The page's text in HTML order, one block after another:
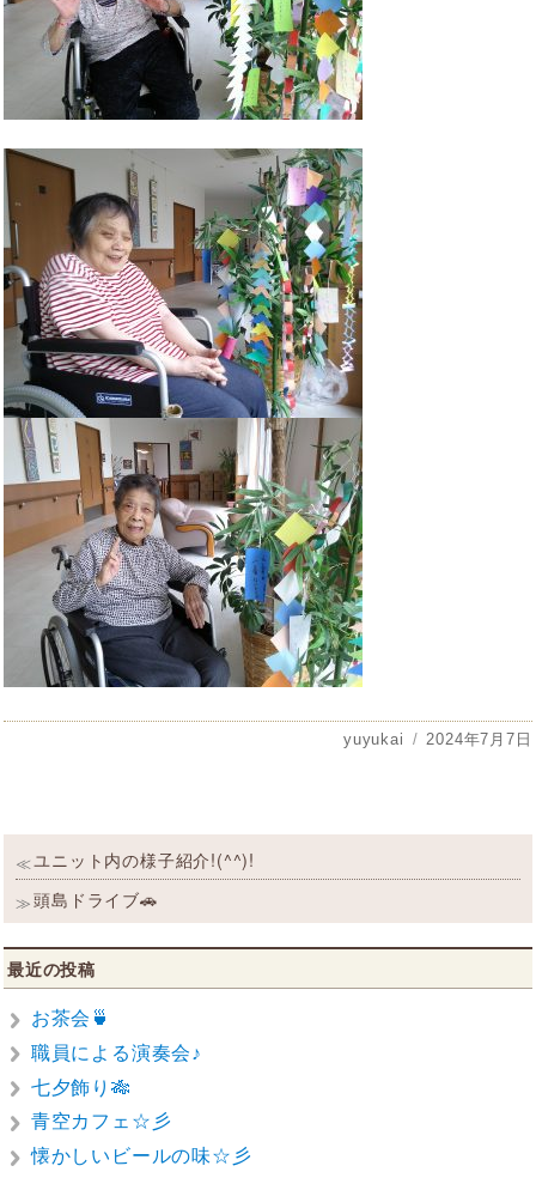
投
yuyukai
投
2024年7月7日
投
稿
ナ
ビ
ゲ
ー
シ
ョ
ン
≪
過
去
の
投
ユニット内の様子紹介!(^^)!
≫
次
の
稿:
頭島ドライブ🚗
最近の投稿
お茶会🍵
職員による演奏会♪
七夕飾り🎋
青空カフェ☆彡
懐かしいビールの味☆彡